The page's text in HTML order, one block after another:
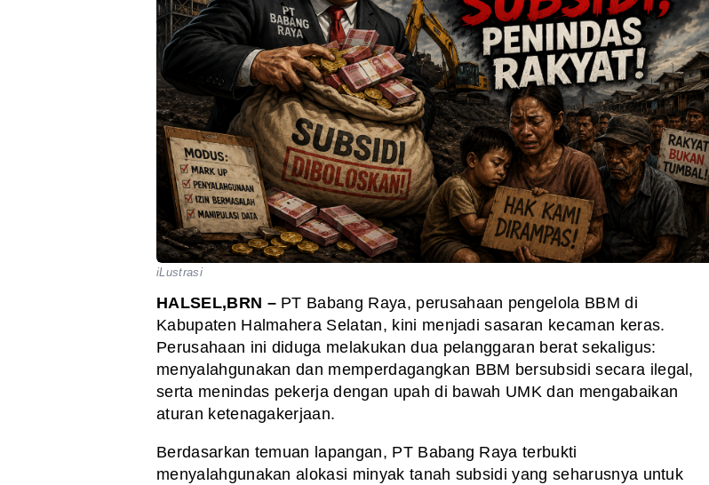
iLustrasi
HALSEL,BRN –PT Babang Raya, perusahaan pengelola BBM di
Kabupaten Halmahera Selatan, kini menjadi sasaran kecaman keras.
Perusahaan ini diduga melakukan dua pelanggaran berat sekaligus:
menyalahgunakan dan memperdagangkan BBM bersubsidi secara ilegal,
serta menindas pekerja dengan upah di bawah UMK dan mengabaikan
aturan ketenagakerjaan.
Berdasarkan temuan lapangan, PT Babang Raya terbukti
menyalahgunakan alokasi minyak tanah subsidi yang seharusnya untuk